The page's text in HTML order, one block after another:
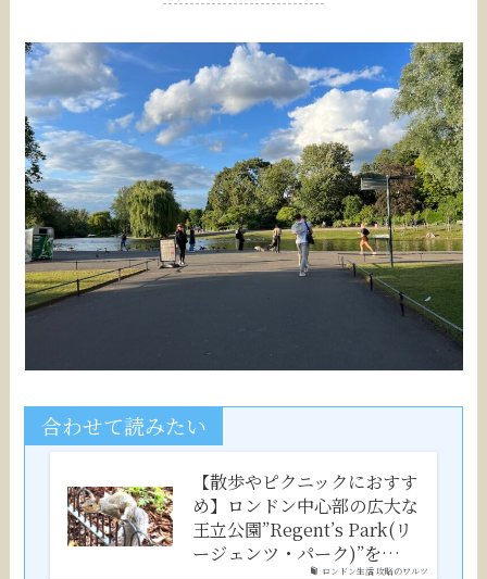
合わせて読みたい
ロンドン生活 攻略のワルツ
【散歩やピクニックにおすす
め】ロンドン中心部の広大な
王立公園”Regent’s Park(リ
ージェンツ・パーク)”を…